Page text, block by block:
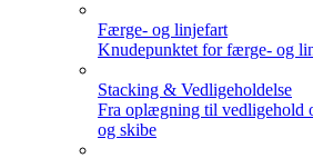
Færge- og linjefart
Knudepunktet for færge- og
Stacking & Vedligeholdelse
Fra oplægning til vedligehold
og skibe